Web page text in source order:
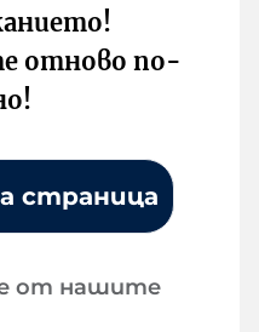
отново по-
страница
от нашите